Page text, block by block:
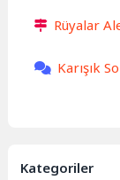
Rüyalar
Karışık
Kategoriler